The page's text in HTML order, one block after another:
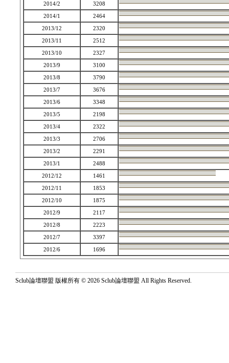
2014/2
3208
2014/1
2464
2013/12
2320
2013/11
2512
2013/10
2327
2013/9
3100
2013/8
3790
2013/7
3676
2013/6
3348
2013/5
2198
2013/4
2322
2013/3
2706
2013/2
2291
2013/1
2488
2012/12
1461
2012/11
1853
2012/10
1875
2012/9
2117
2012/8
2223
2012/7
3397
2012/6
1696
Sclub論壇聯盟 版權所有 © 2026 Sclub論壇聯盟 All Rights Reserved.